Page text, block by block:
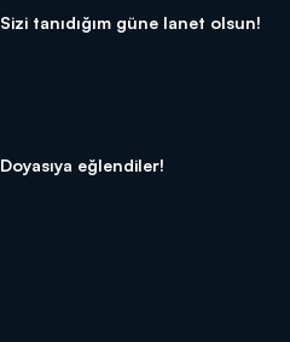
Sizi tanıdığım güne lanet olsun!
Doyasıya eğlendiler!